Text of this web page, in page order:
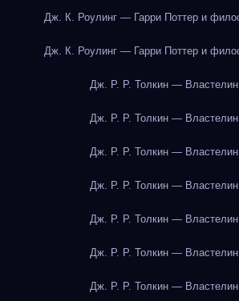
Дж. К. Роулинг — Гарри Поттер и
Дж. К. Роулинг — Гарри Поттер и
Дж. Р. Р. Толкин — Властелин
Дж. Р. Р. Толкин — Властелин
Дж. Р. Р. Толкин — Властелин
Дж. Р. Р. Толкин — Властелин
Дж. Р. Р. Толкин — Властелин
Дж. Р. Р. Толкин — Властелин
Дж. Р. Р. Толкин — Властелин